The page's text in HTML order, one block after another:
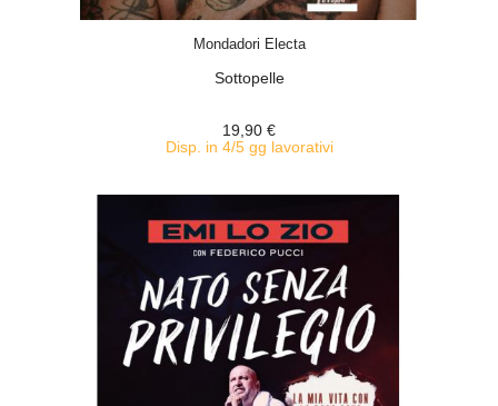
Mondadori Electa
Sottopelle
19,90 €
Disp. in 4/5 gg lavorativi